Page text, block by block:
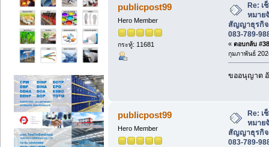
publicpost99
Hero Member
กระทู้: 11681
Re: เ
หมาย
สัญญาธุรกิจ
083-789-
« ตอบกลับ
กุมภาพันธ์
ขออนุญาต
publicpost99
Hero Member
Re: เ
หมาย
สัญญาธุรกิจ
083-789-